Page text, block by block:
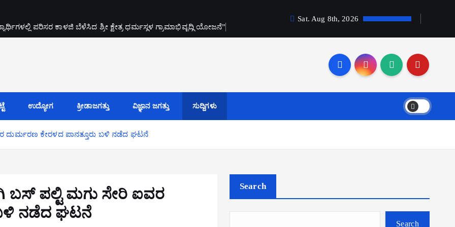
ಪರಿಸರ ಕಾಳಜಿ ಬೆಳೆಸಿದ ಶ್ರೀ ಕ್ಷೇತ್ರ ಧರ್ಮಸ್ಥಳ ಗ್ರಾಮಾಭಿವೃದ್ಧಿ ಯೋಜನೆ”
Sat. Aug 8th, 2026
ಉದ್ಯೋಗ ಕ್ರೀಡಾಜಗತ್ತು ವಿಜ್ಞಾನ ಜಗತ್ತು ಸುದ್ದಿಗಳು
ದುರ್ಮರಣ ಕೇರಳದ ಪಾನತ್ತೂರು ಬಳಿ ನಡೆದ ಘಟನೆ
ಬಸ್ ಪಲ್ಟಿ ಮಗು ಸೇರಿ ಐವರ
ಬಳಿ ನಡೆದ ಘಟನೆ
Search
Search